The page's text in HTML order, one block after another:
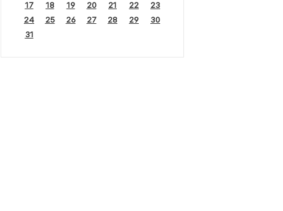
17
18 19 20 21 22
23
24
25 26 27 28 29
30
31